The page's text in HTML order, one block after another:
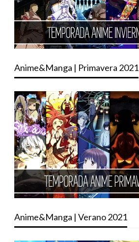
Anime&Manga | Primavera 2021
Anime&Manga | Verano 2021